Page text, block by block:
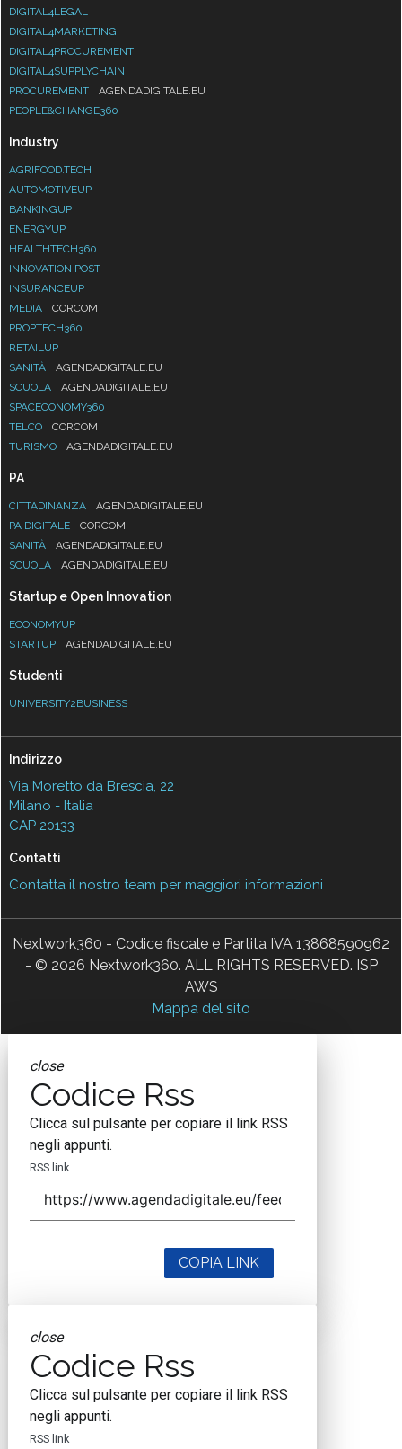
DIGITAL4LEGAL
DIGITAL4MARKETING
DIGITAL4PROCUREMENT
DIGITAL4SUPPLYCHAIN
PROCUREMENT
AGENDADIGITALE.EU
PEOPLE&CHANGE360
Industry
AGRIFOOD.TECH
AUTOMOTIVEUP
BANKINGUP
ENERGYUP
HEALTHTECH360
INNOVATION POST
INSURANCEUP
MEDIA
CORCOM
PROPTECH360
RETAILUP
SANITÀ
AGENDADIGITALE.EU
SCUOLA
AGENDADIGITALE.EU
SPACECONOMY360
TELCO
CORCOM
TURISMO
AGENDADIGITALE.EU
PA
CITTADINANZA
AGENDADIGITALE.EU
PA DIGITALE
CORCOM
SANITÀ
AGENDADIGITALE.EU
SCUOLA
AGENDADIGITALE.EU
Startup e Open Innovation
ECONOMYUP
STARTUP
AGENDADIGITALE.EU
Studenti
UNIVERSITY2BUSINESS
Indirizzo
Via Moretto da Brescia, 22
Milano - Italia
CAP 20133
Contatti
Contatta il nostro team per maggiori informazioni
Nextwork360 - Codice fiscale e Partita IVA 13868590962
- © 2026 Nextwork360. ALL RIGHTS RESERVED. ISP
AWS
Mappa del sito
close
Codice Rss
Clicca sul pulsante per copiare il link RSS
negli appunti.
RSS link
COPIA LINK
close
Codice Rss
Clicca sul pulsante per copiare il link RSS
negli appunti.
RSS link